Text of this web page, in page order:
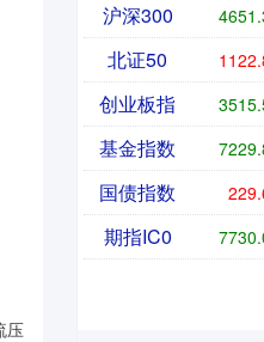
压
沪深300
北证50
创业板指
基金指数
国债指数
期指IC0